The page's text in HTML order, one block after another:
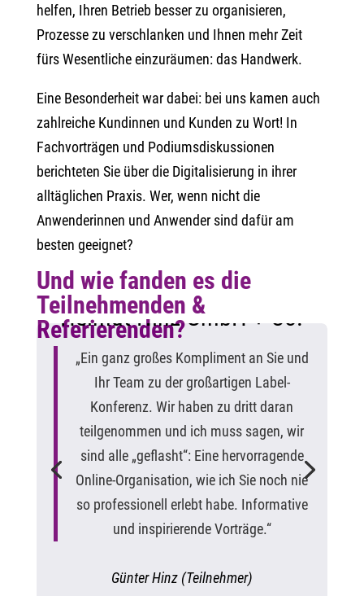
helfen, Ihren Betrieb besser zu organisieren,
Prozesse zu verschlanken und Ihnen mehr Zeit
fürs Wesentliche einzuräumen: das Handwerk.
Eine Besonderheit war dabei: bei uns kamen auch
zahlreiche Kundinnen und Kunden zu Wort! In
Fachvorträgen und Podiumsdiskussionen
berichteten Sie über die Digitalisierung in ihrer
alltäglichen Praxis. Wer, wenn nicht die
Anwenderinnen und Anwender sind dafür am
besten geeignet?
Und wie fanden es die
Teilnehmenden &
Referierenden?
Helmut Hinz GmbH + Co.
„Ein ganz großes Kompliment an Sie und
Ihr Team zu der großartigen Label-
Konferenz. Wir haben zu dritt daran
teilgenommen und ich muss sagen, wir
sind alle „geflasht“: Eine hervorragende
Online-Organisation, wie ich Sie noch nie
so professionell erlebt habe. Informative
und inspirierende Vorträge.“
Günter Hinz (Teilnehmer)